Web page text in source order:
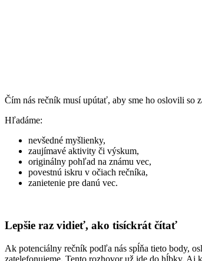
Čím nás rečník musí upútať, aby sme ho oslovili so
Hľadáme:
nevšedné myšlienky,
zaujímavé aktivity či výskum,
originálny pohľad na známu vec,
povestnú iskru v očiach rečníka,
zanietenie pre danú vec.
Lepšie raz vidieť, ako tisíckrát čítať
Ak potenciálny rečník podľa nás spĺňa tieto body,